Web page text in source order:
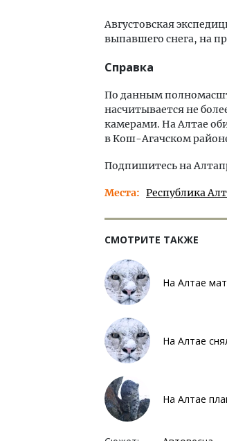
Августовская
выпавшего снега, на
Справка
По данным
насчитывается не
камерами. На Алтае
в Кош-Агачском
Подпишитесь на
Места Республика
СМОТРИТЕ ТАКЖЕ
На Алтае
На Алтае
На Алтае